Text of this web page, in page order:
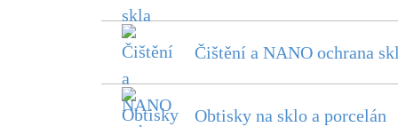
Čištění a NANO ochrana
Obtisky na sklo a porcelán